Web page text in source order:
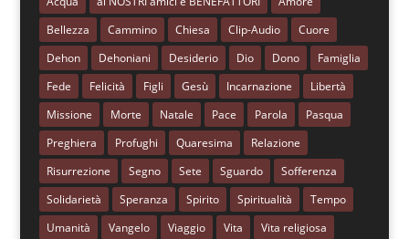
Bellezza
Cammino Chiesa Clip-Audio
Cuore
Dehon
Dehoniani Desiderio Dio Dono
Famiglia
Fede
Felicità Figli Gesù Incarnazione
Libertà
Missione
Morte Natale Pace Parola
Pasqua
Preghiera
Profughi Quaresima
Relazione
Risurrezione
Segno Sete Sguardo
Sofferenza
Solidarietà
Speranza Spirito Spiritualità
Tempo
Umanità
Vangelo Viaggio Vita Vita religiosa